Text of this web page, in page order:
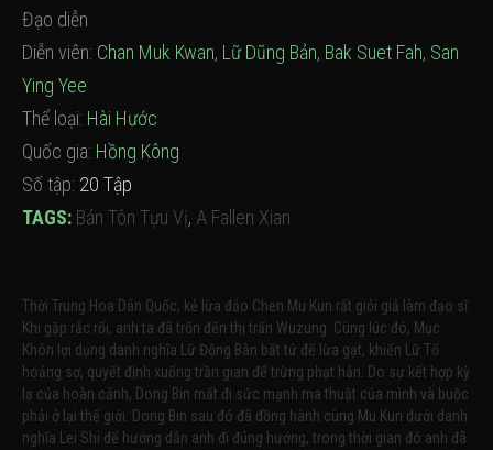
Đạo diễn
Diễn viên: Chan Muk Kwan, Lữ Dũng Bản, Bak Suet Fah, San
Ying Yee
Thể loại: Hài Hước
Quốc gia: Hồng Kông
Số tập: 20 Tập
TAGS: Bản Tôn Tựu Vị, A Fallen Xian
Thời Trung Hoa Dân Quốc, kẻ lừa đảo Chen Mu Kun rất giỏi giả làm đạo sĩ.
Khi gặp rắc rối, anh ta đã trốn đến thị trấn Wuzung. Cùng lúc đó, Mục
Khôn lợi dụng danh nghĩa Lữ Động Bân bất tử để lừa gạt, khiến Lữ Tổ
hoảng sợ, quyết định xuống trần gian để trừng phạt hắn. Do sự kết hợp kỳ
lạ của hoàn cảnh, Dong Bin mất đi sức mạnh ma thuật của mình và buộc
phải ở lại thế giới. Dong Bin sau đó đã đồng hành cùng Mu Kun dưới danh
nghĩa Lei Shi để hướng dẫn anh đi đúng hướng, trong thời gian đó anh đã